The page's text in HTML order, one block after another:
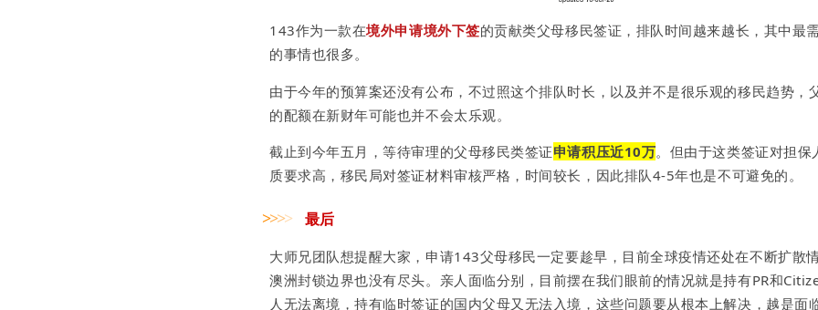
143作为一款在境外申请境外下签的贡献类父母移民签证，排队时间越来越长，其中最
的事情也很多。
由于今年的预算案还没有公布， 不过照这个排队时长 ，以及并不是很乐观的移民趋势，
的配额在新财年可能也并不会太乐观。
截止到今年五月，等待审理的父母移民类签证申请积压近10万。但由于这类签证对担保
质要求高， 移民局对签证材料审核严格，时间较长，因此排队4-5年也是不可避免的。
>>>> 最后
大师兄团队想提醒大家，申请143父母移民一定要趁早，目前全球疫情还处在不断扩散
澳洲封锁边界也没有尽头。 亲人面临分别，目前摆在我们眼前的情况就是持有PR和Citiz
人 无法离境，持有临时签证的国内父母又 无法入境， 这些问题要从根本上解决，越是面